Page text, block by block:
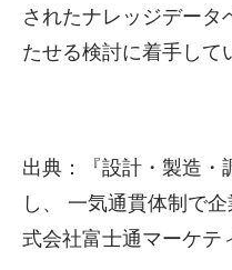
されたナレッジデータ
たせる検討に着手して
出典：『設計・製造・
し、 一気通貫体制で
式会社富士通マーケテ